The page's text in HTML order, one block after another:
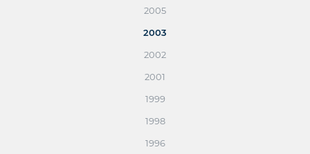
2005
2003
2002
2001
1999
1998
1996